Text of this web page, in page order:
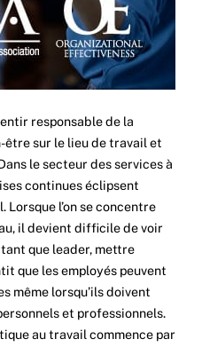
responsable de la
être sur le lieu de travail et
le secteur des services à
continues éclipsent
l’on se concentre
il devient difficile de voir
que leader, mettre
que les employés peuvent
même lorsqu’ils doivent
et professionnels.
au travail commence par